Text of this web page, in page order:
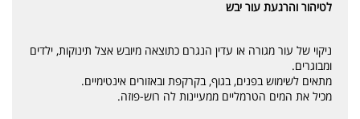
לטיהור והרגעת עור יבש
ניקוי של עור מגורה או עדין הנגרם כתוצאה מיובש אצל תינוקות, ילדים
ומבוגרים.
מתאים לשימוש בפנים, בגוף, בקרקפת ובאזורים אינטימיים.
מכיל את המים הטרמליים ממעיינות לה רוש-פוזה.